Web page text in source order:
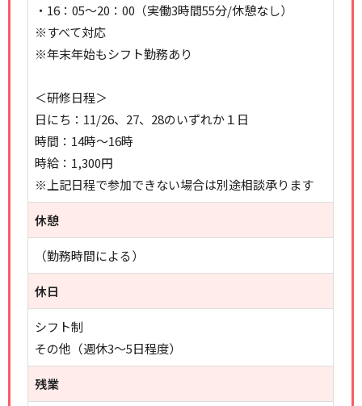
・16：05～20：00（実働3時間55分/休憩なし）
※すべて対応
※年末年始もシフト勤務あり
＜研修日程＞
日にち：11/26、27、28のいずれか１日
時間：14時～16時
時給：1,300円
※上記日程で参加できない場合は別途相談承ります
休憩
（勤務時間による）
休日
シフト制
その他（週休3～5日程度）
残業